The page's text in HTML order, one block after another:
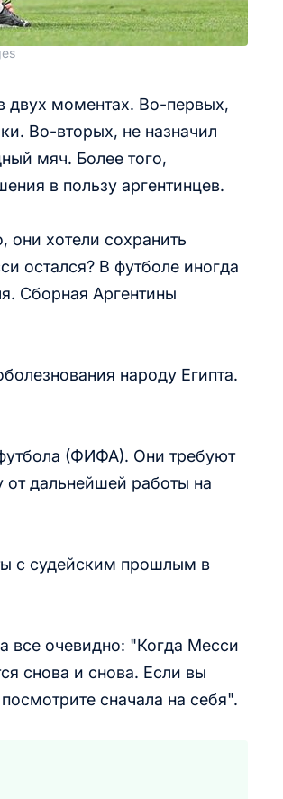
двух моментах. Во-первых,
Во-вторых, не назначил
мяч. Более того,
в пользу аргентинцев.
хотели сохранить
остался? В футболе иногда
Сборная Аргентины
народу Египта.
(ФИФА). Они требуют
от дальнейшей работы на
с судейским прошлым в
все очевидно: "Когда Месси
снова и снова. Если вы
сначала на себя".